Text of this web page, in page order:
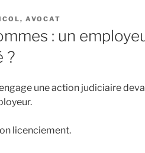
AVOCAT
: un
?
une action judiciaire
licenciement.